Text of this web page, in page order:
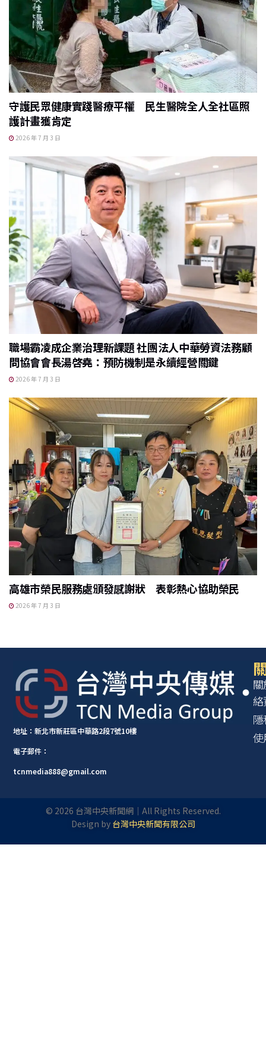
守護民眾健康實踐醫療平權 民生醫院全人全社區照
護計畫獲肯定
2026 年 7 月 3 日
職場霸凌成企業治理新課題 社團法人中華勞資法務顧
問協會會長湯啓堯：預防機制是永續經營關鍵
2026 年 7 月 3 日
高雄市榮民服務處頒發感謝狀 表彰熱心協助榮民
2026 年 7 月 3 日
地址：新北市新莊區中華路2段7號10樓
電子郵件：
tcnmedia888@gmail.com
© 2026 台灣中央新聞網｜All Rights Reserved.
Design by 台灣中央新聞有限公司